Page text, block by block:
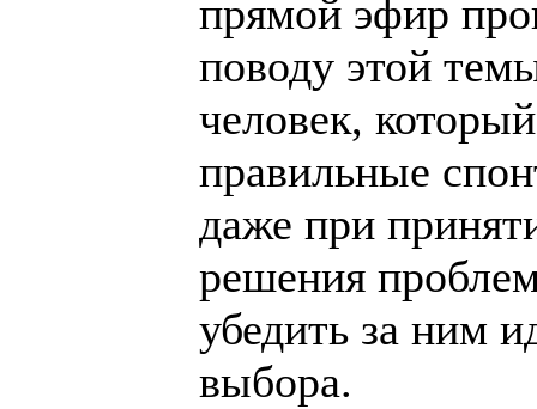
прямой эфир
поводу этой
человек,
правильные
даже при
решения
убедить за ним
выбора.